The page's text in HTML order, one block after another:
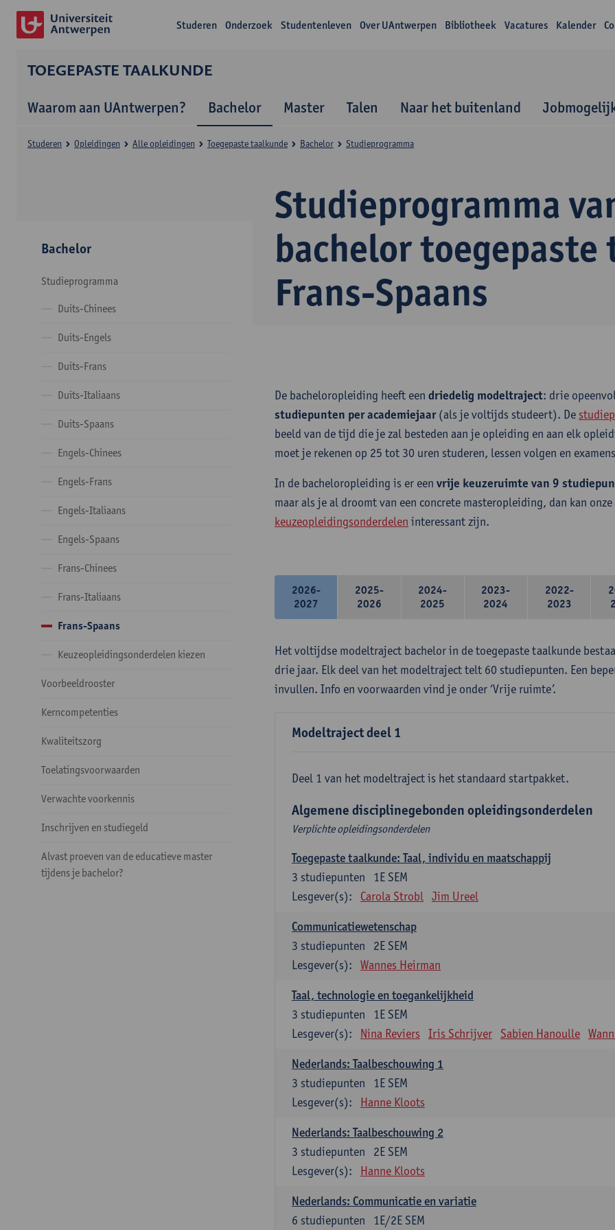
Studeren Onderzoek Studentenleven Over UAntwerpen Bibliotheek Vacatures Kalender
TOEGEPASTE TAALKUNDE
Waarom aan UAntwerpen? Bachelor Master Talen Naar het buitenland
Studieprogramma
bachelor
Frans-Spaans
Studeren Opleidingen Alle opleidingen Toegepaste taalkunde Bachelor Studieprogramma
Bachelor
Studieprogramma
Duits-Chinees
Duits-Engels
Duits-Frans
Duits-Italiaans
Duits-Spaans
Engels-Chinees
Engels-Frans
Engels-Italiaans
Engels-Spaans
Frans-Chinees
Frans-Italiaans
Frans-Spaans
Keuzeopleidingsonderdelen kiezen
Voorbeeldrooster
Kerncompetenties
Kwaliteitszorg
Toelatingsvoorwaarden
Verwachte voorkennis
Inschrijven en studiegeld
Alvast proeven van de educatieve master
tijdens je bachelor?
De bacheloropleiding heeft een driedelig modeltraject: drie
studiepunten per academiejaar(als je voltijds studeert). De
beeld van de tijd die je zal besteden aan je opleiding en aan elk
moet je rekenen op 25 tot 30 uren studeren, lessen volgen en
In de bacheloropleiding is er een vrije keuzeruimte van 9
maar als je al droomt van een concrete masteropleiding, dan kan onze
keuzeopleidingsonderdelen interessant zijn.
2026-
2027
2025-
2026
2024-
2025
2023-
2024
2022-
2023
Het voltijdse modeltraject bachelor in de toegepaste taalkunde
drie jaar. Elk deel van het modeltraject telt 60 studiepunten. Een
invullen. Info en voorwaarden vind je onder ‘Vrije ruimte’.
Modeltraject deel 1
Deel 1 van het modeltraject is het standaard startpakket.
Algemene disciplinegebonden opleidingsonderdelen
Verplichte opleidingsonderdelen
Toegepaste taalkunde: Taal, individu en maatschappij
1E SEM
3 studiepunten
Lesgever(s):
Carola Strobl Jim Ureel
Communicatiewetenschap
2E SEM
3 studiepunten
Lesgever(s):
Wannes Heirman
Taal, technologie en toegankelijkheid
1E SEM
3 studiepunten
Lesgever(s):
Nina Reviers Iris Schrijver Sabien Hanoulle
Nederlands: Taalbeschouwing 1
1E SEM
3 studiepunten
Lesgever(s):
Hanne Kloots
Nederlands: Taalbeschouwing 2
2E SEM
3 studiepunten
Lesgever(s):
Hanne Kloots
Nederlands: Communicatie en variatie
1E/2E SEM
6 studiepunten